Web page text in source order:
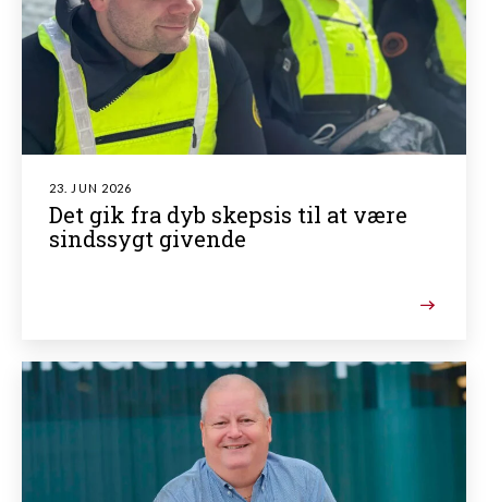
23. JUN 2026
Det gik fra dyb skepsis til at være
sindssygt givende